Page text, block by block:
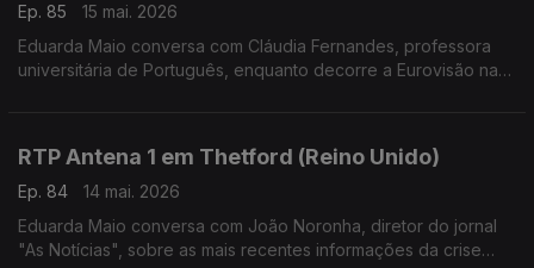
Ep. 85
15 mai. 2026
Eduarda Maio conversa com Cláudia Fernandes, professora
universitária de Português, enquanto decorre a Eurovisão na
RTP Antena 1 em Thetford (Reino Unido)
Ep. 84
14 mai. 2026
Eduarda Maio conversa com João Noronha, diretor do jornal
"As Notícias", sobre as mais recentes informações da crise